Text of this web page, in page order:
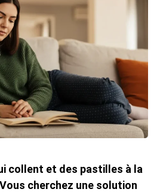
collent et des pastilles à la
cherchez une solution